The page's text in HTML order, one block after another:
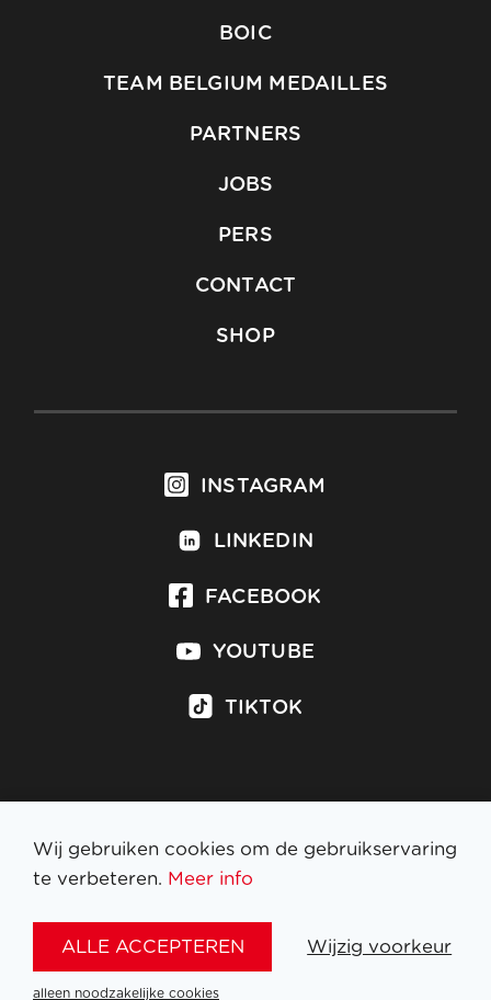
BOIC
TEAM BELGIUM MEDAILLES
PARTNERS
JOBS
PERS
CONTACT
SHOP
INSTAGRAM
LINKEDIN
FACEBOOK
YOUTUBE
TIKTOK
Inschrijven op nieuwsbrief
Wij gebruiken cookies om de gebruikservaring
te verbeteren. Meer info
ALLE ACCEPTEREN Wijzig voorkeur
alleen noodzakelijke cookies